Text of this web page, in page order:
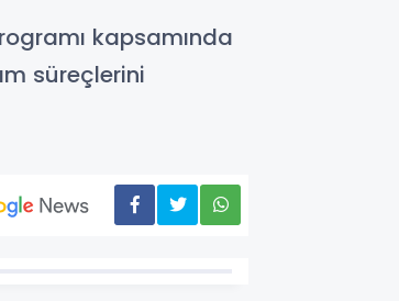
kapsamında
süreçlerini